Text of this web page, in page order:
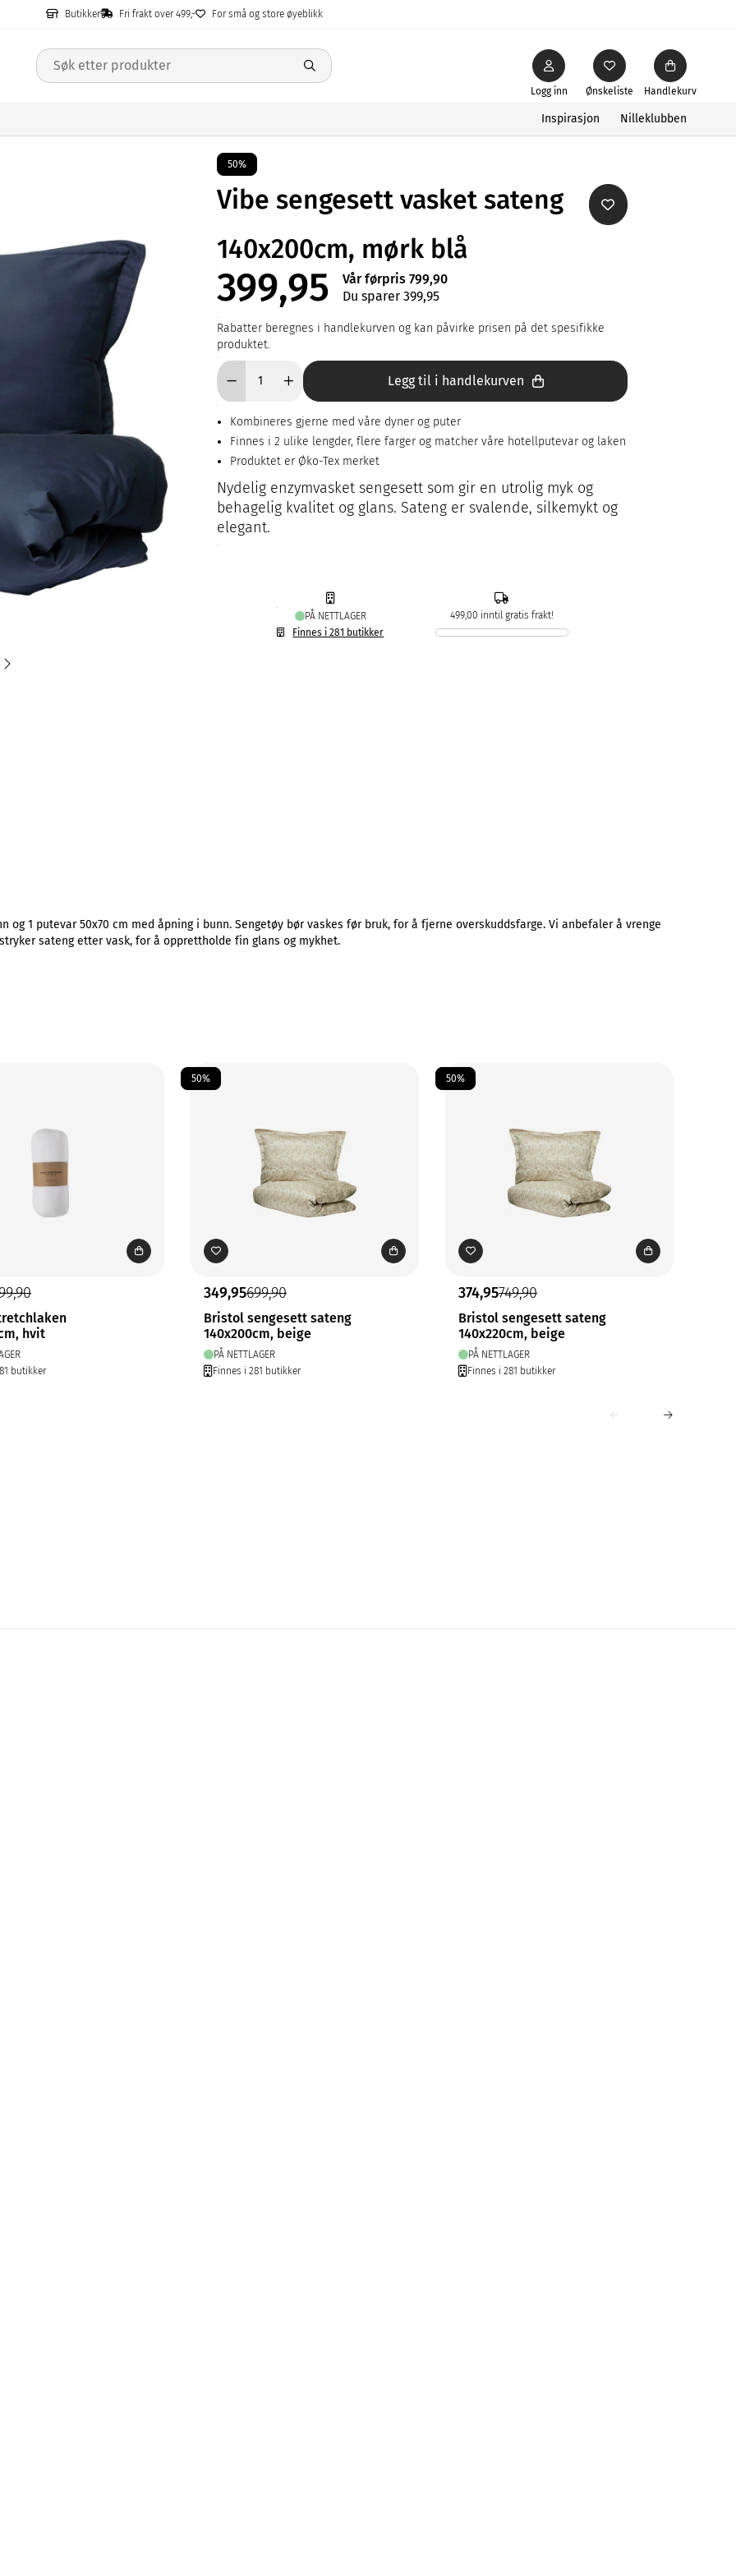
Butikker Fri frakt over 499,- For små og store øyeblikk
Ønskeliste
Logg inn Handlekurv
Inspirasjon Nilleklubben
50%
Vibe sengesett vasket sateng
140x200cm, mørk blå
399,95
Vår førpris 799,90
Du sparer 399,95
Rabatter beregnes i handlekurven og kan påvirke prisen på det spesifikke
produktet.
Legg til i handlekurven
Kombineres gjerne med våre dyner og puter
Finnes i 2 ulike lengder, flere farger og matcher våre hotellputevar og laken
Produktet er Øko-Tex merket
Nydelig enzymvasket sengesett som gir en utrolig myk og
behagelig kvalitet og glans. Sateng er svalende, silkemykt og
elegant.
PÅ NETTLAGER
Finnes i 281 butikker
499,00 inntil gratis frakt!
og 1 putevar 50x70 cm med åpning i bunn. Sengetøy bør vaskes før bruk, for å fjerne overskuddsfarge. Vi anbefaler å vrenge
sateng etter vask, for å opprettholde fin glans og mykhet.
hvit
butikker
50%
349,95699,90
Bristol sengesett sateng
140x200cm, beige
PÅ NETTLAGER
Finnes i 281 butikker
50%
374,95749,90
Bristol sengesett sateng
140x220cm, beige
PÅ NETTLAGER
Finnes i 281 butikker